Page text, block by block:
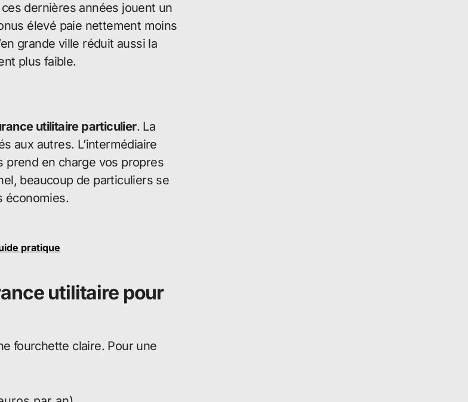
dernières années jouent un
élevé paie nettement moins
grande ville réduit aussi la
plus faible.
utilitaire particulier. La
aux autres. L’intermédiaire
prend en charge vos propres
beaucoup de particuliers se
économies.
pratique
utilitaire pour
fourchette claire. Pour une